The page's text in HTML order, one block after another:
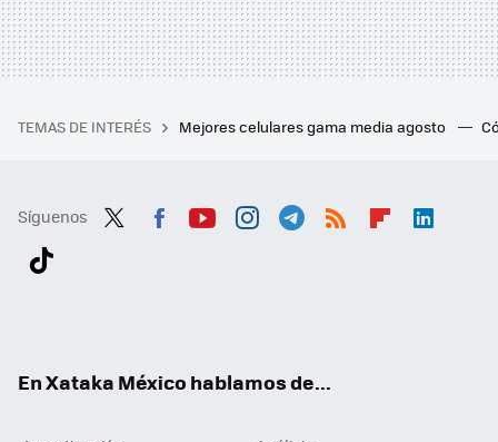
TEMAS DE INTERÉS Mejores celulares gama media agosto
Síguenos
En Xataka México hablamos de...